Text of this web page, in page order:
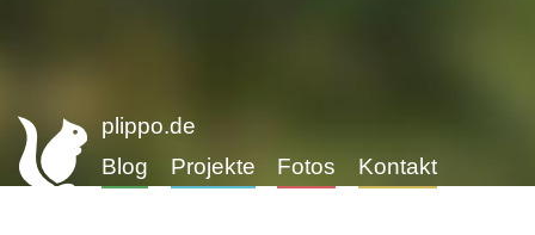
plippo.de
Blog
Projekte Fotos Kontakt